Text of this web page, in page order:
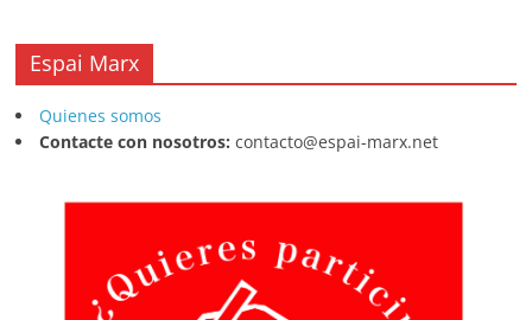
Espai Marx
Quienes somos
Contacte con nosotros: contacto@espai-marx.net